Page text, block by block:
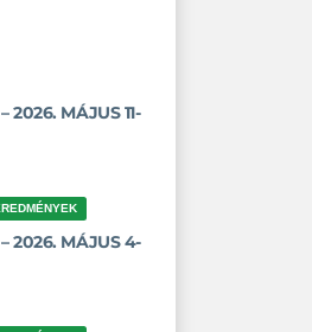
2026. MÁJUS 11-
2026. MÁJUS 4-